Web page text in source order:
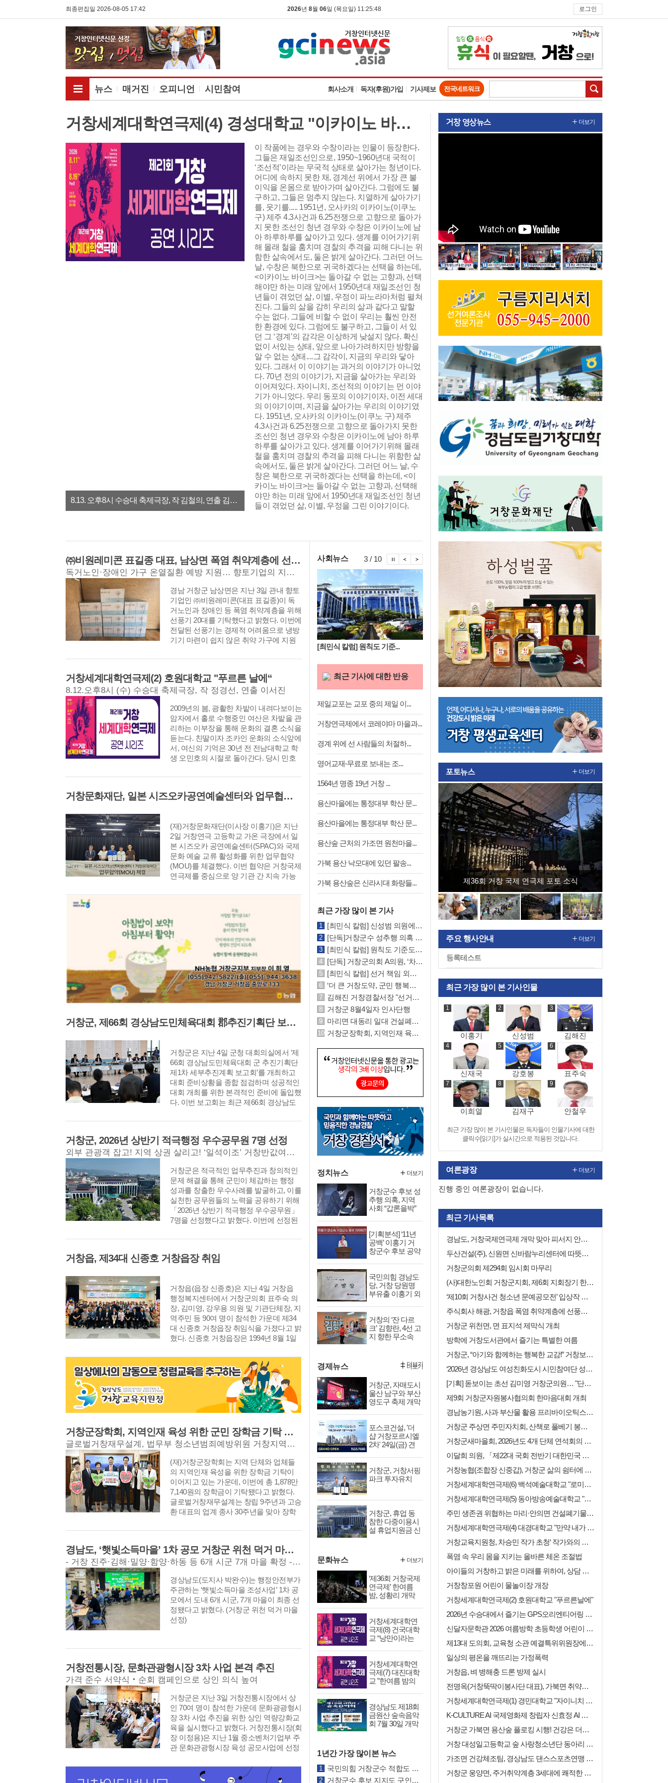
최종편집일 2026-08-05 17:42 2026년 8월 06일 (목요일) 11:25:49 로그인
뉴스 매거진 오피니언 시민참여 회사소개 독자(후원)가입 기사제보 전국네트워크
전체메뉴보기
거창세계대학연극제(4) 경성대학교 "이카이노 바이크"
8.13. 오후8시 수승대 축제극장, 작 김철의, 연출 김경훈
이 작품에는 경우와 수창이라는 인물이 등장한다.
그들은 재일조선인으로, 1950~1960년대 국적이
‘조선적’이라는 무국적 상태로 살아가는 청년이다.
어디에 속하지 못한 채, 경계선 위에서 가장 큰 불
이익을 온몸으로 받아가며 살아간다. 그럼에도 불
구하고, 그들은 멈추지 않는다. 치열하게 살아가기
를, 웃기를..... 1951년, 오사카의 이카이노(이쿠노
구) 제주 4.3사건과 6.25전쟁으로 고향으로 돌아가
지 못한 조선인 청년 경우와 수창은 이카이노에 남
아 하루하루를 살아가고 있다. 생계를 이어가기위
해 몰래 철을 훔치며 경찰의 추격을 피해 다니는 위
함한 삶속에서도, 둘은 밝게 살아간다. 그러던 어느
날, 수창은 북한으로 귀국하겠다는 선택을 하는데,
<이카이노 바이크>는 돌아갈 수 없는 고향과, 선택
해야만 하는 미래 앞에서 1950년대 재일조선인 청
년들이 겪었던 삶, 이별, 우정이 파노라마처럼 펼쳐
진다. 그들의 삶을 감히 우리의 삶과 같다고 말할
수는 없다. 그들에 비할 수 없이 우리는 훨씬 안전
한 환경에 있다. 그럼에도 불구하고, 그들이 서 있
던 그 ‘경계’의 감각은 이상하게 낮설지 않다. 확신
없이 서있는 상태, 앞으로 나아가려하지만 방향을
알 수 없는 상태....그 감각이, 지금의 우리와 닿아
있다. 그래서 이 이야기는 과거의 이야기가 아니었
다. 70년 전의 이야기가, 지금을 살아가는 우리와
이어져있다. 자이니치, 조선적의 이야기는 먼 이야
기가 아니었다. 우리 동포의 이야기이자, 이전 세대
의 이야기이며, 지금을 살아가는 우리의 이야기였
다. 1951년, 오사카의 이카이노(이쿠노 구) 제주
4.3사건과 6.25전쟁으로 고향으로 돌아가지 못한
조선인 청년 경우와 수창은 이카이노에 남아 하루
하루를 살아가고 있다. 생계를 이어가기위해 몰래
철을 훔치며 경찰의 추격을 피해 다니는 위함한 삶
속에서도, 둘은 밝게 살아간다. 그러던 어느 날, 수
창은 북한으로 귀국하겠다는 선택을 하는데, <이
카이노 바이크>는 돌아갈 수 없는 고향과, 선택해
야만 하는 미래 앞에서 1950년대 재일조선인 청년
들이 겪었던 삶, 이별, 우정을 그린 이야기이다.
㈜비원레미콘 표길종 대표, 남상면 폭염 취약계층에 선풍기 20대 기탁… ‘시원한 나눔’ 실천
독거노인·장애인 가구 온열질환 예방 지원… 향토기업의 지속적인 지역사회 공헌 눈길
경남 거창군 남상면은 지난 3일 관내 향토
기업인 ㈜비원레미콘(대표 표길종)이 독
거노인과 장애인 등 폭염 취약계층을 위해
선풍기 20대를 기탁했다고 밝혔다. 이번에
전달된 선풍기는 경제적 어려움으로 냉방
기기 마련이 쉽지 않은 취약 가구에 지원
계층의 온열질환 예방과 건강한 여름 나기
거창세계대학연극제(2) 호원대학교 "푸르른 날에“
8.12.오후8시 (수) 수승대 축제극장, 작 정경선, 연출 이서진
2009년의 봄, 광활한 차밭이 내려다보이는
암자에서 홀로 수행중인 여산은 차밭을 관
리하는 이부장을 통해 운화의 결혼 소식을
듣는다. 친딸이자 조카인 운화의 소식앞에
서, 여신의 기억은 30년 전 전남대학교 학
생 오민호의 시절로 돌아간다. 당시 민호
이자 다도선생의 윤정혜로, 두 사람은 우
며 가까워진다. 그러나 이듬해, 민호가 기
의 애인으로 오해한 채 항쟁 속으로 뛰어
든 민호는 도청의 마지막 날, 눈앞에서 기
준의 죽음을 목격하고 계업사로 끌려가 혹
독한 고문을 당한다. 이후 민호는 가까스
로 풀러나지만 심신이 무너진 채 정혜의
간호를 받게 되고, 죄책감과 상처속에서
의 아이를 가지게 되지만, 이 사실을 알지
못한 채 민호는 출가하여 여산이라는 승려
로 살아간다. 정혜는 진호와 결혼해 운화
를 낳고, 운화는 아버지의 존재를 모른 채
성장한다. 세월이 흐른 뒤, 운화의 결혼을
앞두고 여산을 찾아와 혼주를 부탁하면서
과거의 인연은 다시 마주하게 된다. 여산
은 스승 일정의 가르침을 떠올리며 자신의
업을 받아들이고, 정혜와 재회하게 된다.
서로를 향한 감정을 간직한 채 각자의 자
리로 돌아가는 두 사람은, 내생을 기약하
고, 너무 빨리 지나친다. 수많은 사건과 감
정이 빠르게 소비되는 시대 속에서, 타인
군가에게 여전히 현재로 남아, 지워지지
않는 기억으로 삶을 따라 다니게 됩니다.
거창문화재단, 일본 시즈오카공연예술센터와 업무협약 체결
(재)거창문화재단(이사장 이홍기)은 지난
2일 거창연극 고등학교 가온 극장에서 일
본 시즈오카 공연예술센터(SPAC)와 국제
문화 예술 교류 활성화를 위한 업무협약
(MOU)를 체결했다. 이번 협약은 거창국제
연극제를 중심으로 양 기관 간 지속 가능
민국과 일본의 공연예술 발전의 기반을 마
화 예술 경쟁력 강화와 국제 네트워크 확
대를 위해 상호 협력하기로 했다. 주요 협
약 내용으로 △거창국제연극제 문화 예술
콘텐츠 유통을 위한 공동 협력 △공연예술
네트워크 구축을 위한 플랫폼 조성 △양
기관의 상호 발전을 위한 공동 사업 추진
등이 있다. 이홍기 거창문화재단 이사장
(거창군수)은 “거창국제연극제가 세계적
인 야외 공연 예술 플랫폼으로 도약할 수
있도록 해외 문화예술기관과의 교류를 지
이 한·일 문화예술 교류의 새로운 전환점
한편, ‘제36회 거창국제연극제’는 7월 31일
부터 8월 9일까지 10일간 거창군 수승대
일원에서 개최되며, 자세한 사항은 거창국
제연극제 홈페이지 또는 문의전화(☎055-
940-8455 / 8492)를 통해 확인할 수 있다.
거창군, 제66회 경상남도민체육대회 郡추진기획단 보고회 개최
거창군은 지난 4일 군청 대회의실에서 ‘제
66회 경상남도민체육대회 군 추진기획단
제1차 세부추진계획 보고회’를 개최하고
대회 준비상황을 종합 점검하며 성공적인
대회 개최를 위한 본격적인 준비에 돌입했
다. 이번 보고회는 최근 제66회 경상남도
일부터 17일까지 4일간으로 최종 확정됨
고, 부서 간 협업 체계를 강화하기 위해 마
련됐다. 제66회 경상남도민 체육대회는 거
남 4개 군이 공동 개최하는 첫 도민 체육대
회​로, 개·폐회식은 거창군에서 개최되며
종목별 경기는 4개 군에 분산 개최된다. 18
개 시·군 선수단과 임원 등 2만여 명이 참
가해 나흘간 열띤 경쟁과 화합의 장을 펼
칠 예정이다. 이날 보고회에는 이홍기 군
개 부서장 등이 참석한 가운데 도민체전
스센터 설치·운영, 개·폐회식 및 성화봉송,
경 정비, 도로·교통, 의료·방역 등 분야별
세부 추진계획을 보고받고 추진 상황을 점
검했다. 또한 부서별 추진 과정에서 발생
하는 협조사항과 현안사항을 공유하고, 성
공적인 대회 개최를 위한 부서 간 협업 체
계를 강화하는 방안을 중점적으로 논의했
회를 정기적으로 개최해 추진 상황을 지속
적으로 점검하는 한편, 공동 개최 4개 군
실무협의회와 경상남도, 경상남도체육회
등 유관기관과의 긴밀한 협력체계를 바탕
으로 체계적인 대회 준비에 박차를 가할
계획이다. 특히 개·폐회식 개최지인 거창
개·폐회식 연출과 함께 경기장 시설 개선,
선수단 및 방문객 편의 제공, 손님맞이 준
비, 홍보사업 등을 차질 없이 추진해 서북
부 경남의 매력을 널리 알릴 수 있는 성공
적인 대회를 만든다는 방침이다. 이홍기
거창 군수는 "제66회 경상남도민체육대회
는 서북부 경남 4개 군이 함께 만들어가는
화합과 상생의 축제이자, 거창의 위상을
널리 알릴 수 있는 뜻깊은 대회"라며 "대회
업무를 철저히 점검하고, 긴밀한 협업을
에 최선을 다해 달라"고 당부했다. 이어
"공동개최 4개 군 및 유관기관과의 협력을
인 대회를 만들겠다"라고 말했다 한편 거
창군은 앞으로 군 추진기획단 보고회와 4
개 군 실무협의회를 정기적으로 개최해 준
비상황을 지속적으로 점검하고, 경기장 시
설 개선과 손님맞이 준비, 홍보사업 등을
계획이다.
거창군, 2026년 상반기 적극행정 우수공무원 7명 선정
외부 관광객 잡고! 지역 상권 살리고! ‘일석이조’ 거창반값여행, 신철규 주무관 ‘최우수’
거창군은 적극적인 업무추진과 창의적인
문제 해결을 통해 군민이 체감하는 행정
성과를 창출한 우수사례를 발굴하고, 이를
실천한 공무원들의 노력을 공유하기 위해
「2026년 상반기 적극행정 우수공무원」
7명을 선정했다고 밝혔다. 이번에 선정된
한 다양한 문제를 해결하기 위해 적극적으
방안을 마련해 군민이 체감하는 행정 성과
홈페이지를 통해 진행된 온라인 군민 투표
와 거창군 적극행정위원회의 심사를 거쳐
최종 결정됐다. ▲최우수상은 관광진흥과
신철규 주무관이 추진한 ‘거창반값여행’이
선정됐다. 신철규 주무관은 인구감소지역
관광 활성화를 위해 ‘2026 지역사랑 휴가
16개 지자체 중 하나로 선정되고, 국비 3억
원을 포함한 총 10억 원의 사업비를 확보
했다. 관광객 여행경비의 50%를 모바일
지역화폐로 환급해 외부 관광객 유치와 지
역상권 활성화를 이끌어낸 점에서 높은 평
가를 받았다. 우수상은 ▲본연의 업무를
위해 짧은 영상 콘텐츠를 직접 기획·제작
하고 방송에도 출연해 누적 조회수 80만
회를 돌파하는 등 ‘유쾌하고 방문하고 싶
은 거창’의 이미지를 알린 농업소득과 최
인영 주무관 ▲고향사랑기부제 지정기부
를 통해 운영 재원을 선제적으로 확보하고
365일 공공야간·심야약국 운영 기반을 마
련해 군민의 야간 의료 공백을 해소한 보
건정책과 전자림 주무관이 수상했다. 이들
은 새로운 시도와 실천을 통해 군민의 생
활 편의를 높이고, 군민이 체감할 수 있는
장려상은 ▲경상남도 최초 지자체 안전보
건경영시스템(ISO45001) 인증을 획득한
안전총괄과 김효순 주무관 ▲주민 소통을
통해 농업근로자 제2기숙사 건립과 공공
형 계절근로자 확대 기반을 마련한 전략담
당관 김종훈 주무관 ▲신속하고 촘촘한 지
원금 지급으로 고유가 피해지원금 경남도
군부 1위와 경남도민 생활지원금 지급률
적으로 시행해 시설 운영 재원을 확보한
이홍기 거창군수는 “적극행정은 군민의 요
구에 신속히 대응하고, 더 나은 해결방안
도전하는 것에서 시작된다”며 “직원들이
군민을 위한 업무에 전념할 수 있도록 적
극 지원하고, 일하다 발생한 어려움은 함
께 책임지는 든든한 조직문화를 조성하겠
다”라고 말했다. 이어 “열심히 일해 만들어
낸 성과가 직원들에게 돌아갈 수 있도록
으로 확대해 나가겠다”라고 밝혔다.
거창읍, 제34대 신종호 거창읍장 취임
거창읍(읍장 신종호)은 지난 4일 거창읍
행정복지센터에서 거창군의회 표주숙 의
장, 김미영, 강우용 의원 및 기관단체장, 지
역주민 등 90여 명이 참석한 가운데 제34
대 신종호 거창읍장 취임식을 가졌다고 밝
혔다. 신종호 거창읍장은 1994년 8월 1일
2020년 8월 사무관으로 승진한 뒤 가조면
장과 환경과장, 의회사무과장, 산림과장을
거쳐 2025년 위천면장을 역임하고, 이번 8
월 4일자 인사발령으로 제34대 거창읍장
으로 취임했다. 신종호 거창읍장은 취임사
에서 “거창읍은 거창군의 행정·경제·문화
많은 인구를 보유한 핵심 지역”이라며, “인
구 3만 9천여 명의 삶과 지역의 미래를 책
임진다는 사명감을 가지고 책임 있는 행정
을 펼쳐 나가겠다”라고 말했다. 이어 “읍민
과 항상 소통하며 먼저 다가가 현장의 목
소리에 귀 기울이고, 주민과 함께 고민하
고 해결하는 열린 행정을 실천해 더욱 살
기 좋은 거창읍을 만들어 가겠다”라고 포
부를 밝혔다. 한편, 신종호 거창읍장은 취
임식을 마친 후 관내 주요 기관 방문하고,
밀접하게 소통하는 행정을 펼쳐 나갈 계획
이다.
거창군장학회, 지역인재 육성 위한 군민 장학금 기탁 잇따라
글로벌거창재무설계, 법무부 청소년범죄예방위원 거창지역협의회, 경남자동차전문정비사업조합 거창군지회, 외양간 구시, 거창오리영농회
(재)거창군장학회는 지역 단체와 업체들
의 지역인재 육성을 위한 장학금 기탁이
이어지고 있는 가운데, 이번에 총 1,878만
7,140원의 장학금이 기탁됐다고 밝혔다.
글로벌거창재무설계는 창립 9주년과 고승
환 대표의 업계 종사 30주년을 맞아 장학
무설계는 지역 주민을 대상으로 무료 재무
하고 있으며, 복지기관 물품 후원과 청년
지원사업 등 다양한 지역 밀착형 사회공헌
예방위원 거창지역협의회(회장 강상대)는
‘명인과 함께하는 사랑의 베이킹 자선 바
자회’ 수익금 가운데 278만 7,140원을 장학
금으로 기탁했다. 협의회는 학교폭력과 청
소년 범죄 예방을 위한 선도 활동을 비롯
거창군지회(지회장 김운석)는 지역인재
거창군지회는 2019년부터 매년 150만 원
의 장학금을 기탁하고 있으며, 장애인과
시하고 자연정화 활동에도 앞장서고 있다.
읍면 공유냉장고 물품 후원 등 꾸준한 나
눔을 실천하고 있는 음식점인 외양간 구시
(대표 정연합·서경자)는 ‘거창반값여행’ 시
행에 따른 매출 증대로 수익금 일부인 100
만 원을 지역인재 육성을 위해 기탁했다.
오리영농회(회장 서인성)는 2018년부터
매년 장학금을 기탁해 지역인재 육성에 앞
경남도, ‘햇빛소득마을’ 1차 공모 거창군 위천 덕거 마을 등 7개 마을 최종 선정
- 거창 진주·김해·밀양·함양·하동 등 6개 시군 7개 마을 확정 - 2차 공모에 14개 시군 47개 마을 대거 신청
경상남도(도지사 박완수)는 행정안전부가
주관하는 ‘햇빛소득마을 조성사업’ 1차 공
모에서 도내 6개 시군, 7개 마을이 최종 선
정됐다고 밝혔다. (거창군 위천 덕거 마을
선정)
거창전통시장, 문화관광형시장 3차 사업 본격 추진
가격 준수 서약식‧순회 캠페인으로 상인 의식 높여
거창군은 지난 3일 거창전통시장에서 상
인 70여 명이 참석한 가운데 문화광광형시
장 3차 사업 추진을 위한 상인 역량강화교
육을 실시했다고 밝혔다. 거창전통시장(회
장 이정용)은 지난 1월 중소벤처기업부 주
관 문화관광형시장 육성 공모사업에 선정
앞서 상인의식개선과 역량강화를 위해 이
번 교육을 마련했다. 이날 교육은 군수 격
사회뉴스
두산건설(주), 신원면 신바... [최민식 칼럼] 원칙도 기준... 거창군의회 제294회 임시회... 거창군 8월4일자 인사단행 (사)대한노인회 거창군지회,...
4 / 10 시정뉴스 이전보기
시정뉴스 다음보기
시정뉴스 정지
최근 기사에 대한 반응
제일교포는 교포 중의 제일 이...
거창연극제에서 코레야마 마을과...
경계 위에 선 사람들의 처절하...
영어교재-무료로 보내는 조...
1564년 명종 19년 거창 ...
용산마을에는 통정대부 학산 문...
용산마을에는 통정대부 학산 문...
용산숲 근처의 가조면 원천마을...
가북 용산 낙모대에 있던 팔송...
가북 용산숲은 신라시대 화랑들...
최근 가장 많이 본 기사
[최민식 칼럼] 신성범 의원에게 묻고 싶다. 과연 거창군민 앞에 떳떳한가?
[단독]거창군수 성추행 의혹 사건, 경찰 대질조사 실시…맞고소 속 수사 본격화
[최민식 칼럼] 원칙도 기준도 소신도 없는 민선 9기 2026년 거창군청 하반기 정기인사
[단독] 거창군의회 A의원, ‘차명 운영’ 통한 관급자재 납품 의혹 파문
[최민식 칼럼] 선거 책임 외면하고 '줄타기 정치' 일삼는 신성범 의원의 비겁한 민낯
‘더 큰 거창도약, 군민 행복시대’ 이끈 제44대 구인모 거창군수 퇴임식 개최
김해진 거창경찰서장 "선거사범, 지위 고하 막론하고 법과 원칙 따라 엄정 수사"
거창군 8월4일자 인사단행
마리면 대동리 일대 건설폐기물 중간처리장 추진 절대 반대 기자 회견 및 집회
거창군장학회, 지역인재 육성 위한 군민 장학금 기탁 잇따라
정치뉴스
거창군수 후보 성
추행 의혹, 지역
사회 “갑론을박”
가?
[기획분석] ‘11년
공백’ 이홍기 거
창군수 후보 공약
부족”
국민의힘 경남도
당, 거창 당원명
부유출 이홍기 외
거창의 ‘잔 다르
크’ 김향란, 4선 고
지 향한 무소속
더보기
더보기
경제뉴스
거창군, 자매도시
울산 남구와 부산
영도구 축제 개막
포스코건설, '더
샵 거창포르시엘
2차' 24일(금) 견
거창군, 거창서핑
파크 투자유치
거창군, 휴업 동
참한 다중이용시
설 휴업지원금 신
더보기
문화뉴스
‘제36회 거창국제
연극제’ 한여름
밤, 성황리 개막
거창세계대학연
극제(8) 건국대학
교 “낭만이라는
거창세계대학연
극제(7) 대진대학
교 ”한여름 밤의
경상남도 제18회
금원산 숲속음악
회 7월 30일 개막
더보기
1년간 가장 많이본 뉴스
국민의힘 거창군수 적합도 구인모 43.4% vs 이홍기 32.1%
거창군수 후보 지지도 구인모 39.7%, 이홍기 37.5% 최창열 13.2%, 김일수 4.6% 조사
거창 영상뉴스 더보기
포토뉴스
제36회 거창 국제 연극제 포토 소식
더보기
주요 행사안내
등록테스트
더보기
최근 가장 많이 본 기사인물
이홍기 신성범 김해진
신재국 강호봉 표주숙
이희열 김재구 안철우
최근 가장 많이 본 기사인물은 독자들이 인물기사에 대한
클릭수[읽기]가 실시간으로 적용된 것입니다.
여론광장
진행 중인 여론광장이 없습니다.
더보기
최근 기사목록
경남도, 거창국제연극제 개막 맞아 피서지 안전 폭염 바가지요금·현장점검
두산건설(주), 신원면 신바람누리센터에 따뜻한 나눔 이어가
거창군의회 제294회 임시회 마무리
(사)대한노인회 거창군지회, 제6회 지회장기 한궁대회 성료
‘제10회 거창사건 청소년 문예공모전’ 입상작 발표
주식회사 해광, 거창읍 폭염 취약계층에 선풍기 50대 기탁
거창군 위천면, 면 표지석 제막식 개최
방학에 거창도서관에서 즐기는 특별한 여름
거창군, “아기와 함께하는 행복한 교감!” 거창보건소
‘2026년 경상남도 여성친화도시 시민참여단 성과공유회’ 개최
[기획] 돋보이는 초선 김미영 거창군의원… "단순 질의 넘어 행정 검증 중시"
제9회 거창군자원봉사협의회 한마음대회 개최
경남농기원, 사과 부산물 활용 프리바이오틱스 조성물 특허 등록
거창군 주상면 주민자치회, 산책로 풀베기 봉사활동 추진
거창군새마을회, 2026년도 4개 단체 연석회의 개최
이달희 의원, 「제22대 국회 전반기 대한민국 헌정대상」 수상! 지난해 이어 2년 연속 수상 …
거창농협(조합장 신중갑), 거창군 삶의 쉼터에 삼계탕 무료급식 후원
거창세계대학연극제(6) 백석예술대학교 "로미오와줄리엣"
거창세계대학연극제(5) 동아방송예술대학교 "시련"
주민 생존권 위협하는 마리·안의면 건설폐기물 처리장 설치, 즉각 철회하라!
거창세계대학연극제(4) 대경대학교 "만약 내가 진짜라면"
거창교육지원청, 차승민 작가 초청‘ 작가와의 만남’개최
폭염 속 우리 몸을 지키는 올바른 체온 조절법
아이들의 거창하고 밝은 미래를 위하여, 상담 전문성 강화를 위한 노력
거창창포원 어린이 물놀이장 개장
거창세계대학연극제(2) 호원대학교 "푸르른날에"
2026년 수승대에서 즐기는 GPS오리엔티어링 성황리에 마쳐
신달자문학관 2026 여름방학 초등학생 어린이 글나래교실」수강생 모집
제13대 도의회, 교육청 소관 예결특위위원장에 박주언 의원 선임
일상의 평온을 깨뜨리는 가정폭력
거창읍, 벼 병해충 드론 방제 실시
전명옥(거창뚝딱이봉사단 대표), 가북면 취약계층 어르신 위해 생필품 기부
거창세계대학연극제(1) 경민대학교 "자이니치 블루스"
K-CULTURE AI 국제영화제 창립자 신효정 AI 영화감독 작품 '화랑', 제5회 서울국제AI영화제 ‘Best Beauty Art’ 대상 수상
거창군 가북면 용산숲 플로킹 시행! 건강은 더하고 쓰레기는 비우고!
거창 대성일고등학교 숲 사랑청소년단 동아리 활동 보고서
가조면 건강체조팀, 경상남도 댄스스포츠연맹 회장배 전국 라인댄스대회 ‘대상’ 수상
거창군 웅양면, 주거취약계층 3세대에 쾌적한 보금자리 선물